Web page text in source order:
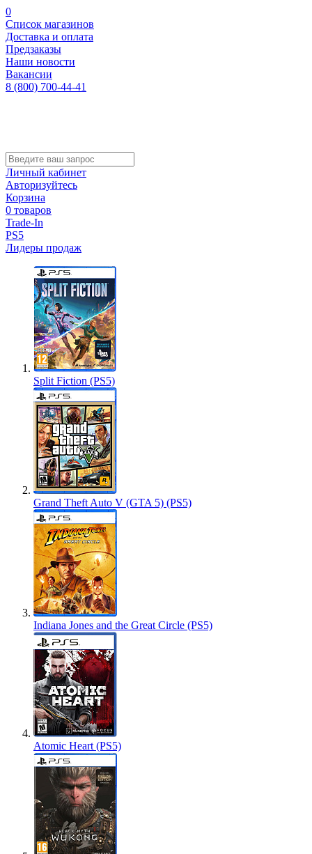
0
Список магазинов
Доставка и оплата
Предзаказы
Наши новости
Вакансии
8 (800) 700-44-41
Личный кабинет
Авторизуйтесь
Корзина
0 товаров
Trade-In
PS5
Лидеры продаж
Split Fiction (PS5)
Grand Theft Auto V (GTA 5) (PS5)
Indiana Jones and the Great Circle (PS5)
Atomic Heart (PS5)